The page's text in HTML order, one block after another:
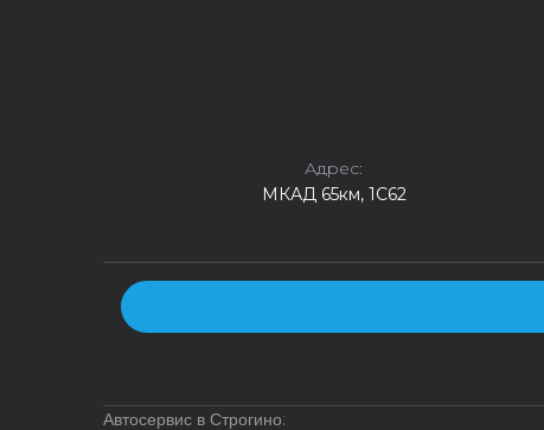
Адрес:
МКАД 65км, 1С62
Автосервис в Строгино: